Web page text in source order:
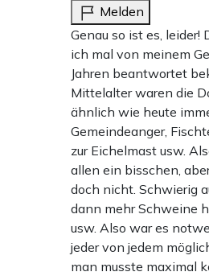
Melden
Genau so ist es, leider!
ich mal von meinem
Jahren beantwortet
Mittelalter waren die
ähnlich wie heute
Gemeindeanger,
zur Eichelmast usw.
allen ein bisschen,
doch nicht. Schwierig
dann mehr Schweine
usw. Also war es
jeder von jedem
man musste maximal